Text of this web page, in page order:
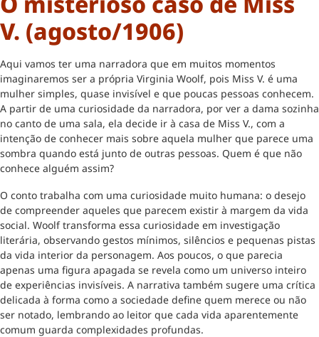
V. (agosto/1906)
Aqui vamos ter uma narradora que em muitos momentos
imaginaremos ser a própria Virginia Woolf, pois Miss V. é uma
mulher simples, quase invisível e que poucas pessoas conhecem.
A partir de uma curiosidade da narradora, por ver a dama sozinha
no canto de uma sala, ela decide ir à casa de Miss V., com a
intenção de conhecer mais sobre aquela mulher que parece uma
sombra quando está junto de outras pessoas. Quem é que não
conhece alguém assim?
O conto trabalha com uma curiosidade muito humana: o desejo
de compreender aqueles que parecem existir à margem da vida
social. Woolf transforma essa curiosidade em investigação
literária, observando gestos mínimos, silêncios e pequenas pistas
da vida interior da personagem. Aos poucos, o que parecia
apenas uma figura apagada se revela como um universo inteiro
de experiências invisíveis. A narrativa também sugere uma crítica
delicada à forma como a sociedade define quem merece ou não
ser notado, lembrando ao leitor que cada vida aparentemente
comum guarda complexidades profundas.